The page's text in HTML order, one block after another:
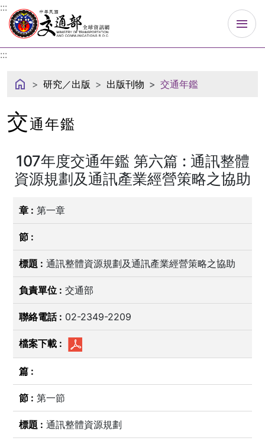
中華民國交通部
:::
:::
研究／出版 出版刊物 交通年鑑
交通年鑑
107年度交通年鑑 第六篇 : 通訊整體
資源規劃及通訊產業經營策略之協助
第一章
通訊整體資源規劃及通訊產業經營策略之協助
交通部
02-2349-2209
第一節
通訊整體資源規劃